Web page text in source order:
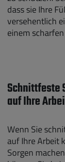
dass sie Ihre
versehentlich
einem
Schnittfeste
auf Ihre
Wenn Sie
auf Ihre Arbeit
Sorgen